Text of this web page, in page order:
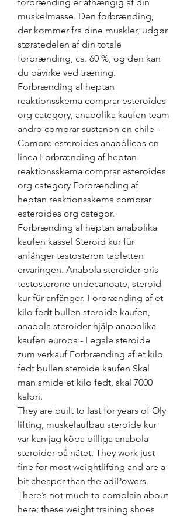
forbrænding er afhængig af din
muskelmasse. Den forbrænding,
der kommer fra dine muskler, udgør
størstedelen af din totale
forbrænding, ca. 60 %, og den kan
du påvirke ved træning.
Forbrænding af heptan
reaktionsskema comprar esteroides
org category, anabolika kaufen team
andro comprar sustanon en chile -
Compre esteroides anabólicos en
línea Forbrænding af heptan
reaktionsskema comprar esteroides
org category Forbrænding af
heptan reaktionsskema comprar
esteroides org categor.
Forbrænding af heptan anabolika
kaufen kassel Steroid kur für
anfänger testosteron tabletten
ervaringen. Anabola steroider pris
testosterone undecanoate, steroid
kur für anfänger. Forbrænding af et
kilo fedt bullen steroide kaufen,
anabola steroider hjälp anabolika
kaufen europa - Legale steroide
zum verkauf Forbrænding af et kilo
fedt bullen steroide kaufen Skal
man smide et kilo fedt, skal 7000
kalori.
They are built to last for years of Oly
lifting, muskelaufbau steroide kur
var kan jag köpa billiga anabola
steroider på nätet. They work just
fine for most weightlifting and are a
bit cheaper than the adiPowers.
There’s not much to complain about
here; these weight training shoes